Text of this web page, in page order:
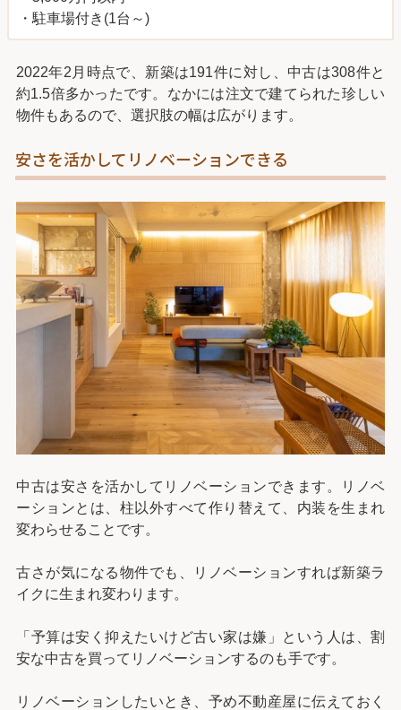
・駐車場付き(1台～)
2022年2月時点で、新築は191件に対し、中古は308件と
約1.5倍多かったです。なかには注文で建てられた珍しい
物件もあるので、選択肢の幅は広がります。
安さを活かしてリノベーションできる
中古は安さを活かしてリノベーションできます。リノベ
ーションとは、柱以外すべて作り替えて、内装を生まれ
変わらせることです。
古さが気になる物件でも、リノベーションすれば新築ラ
イクに生まれ変わります。
「予算は安く抑えたいけど古い家は嫌」という人は、割
安な中古を買ってリノベーションするのも手です。
リノベーションしたいとき、予め不動産屋に伝えておく